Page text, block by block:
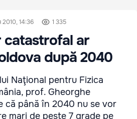
2010, 14:36 1 335
catastrofal ar
după 2040
Naţional pentru Fizica
prof. Gheorghe
că până în 2040 nu se vor
mari de peste 7 grade pe